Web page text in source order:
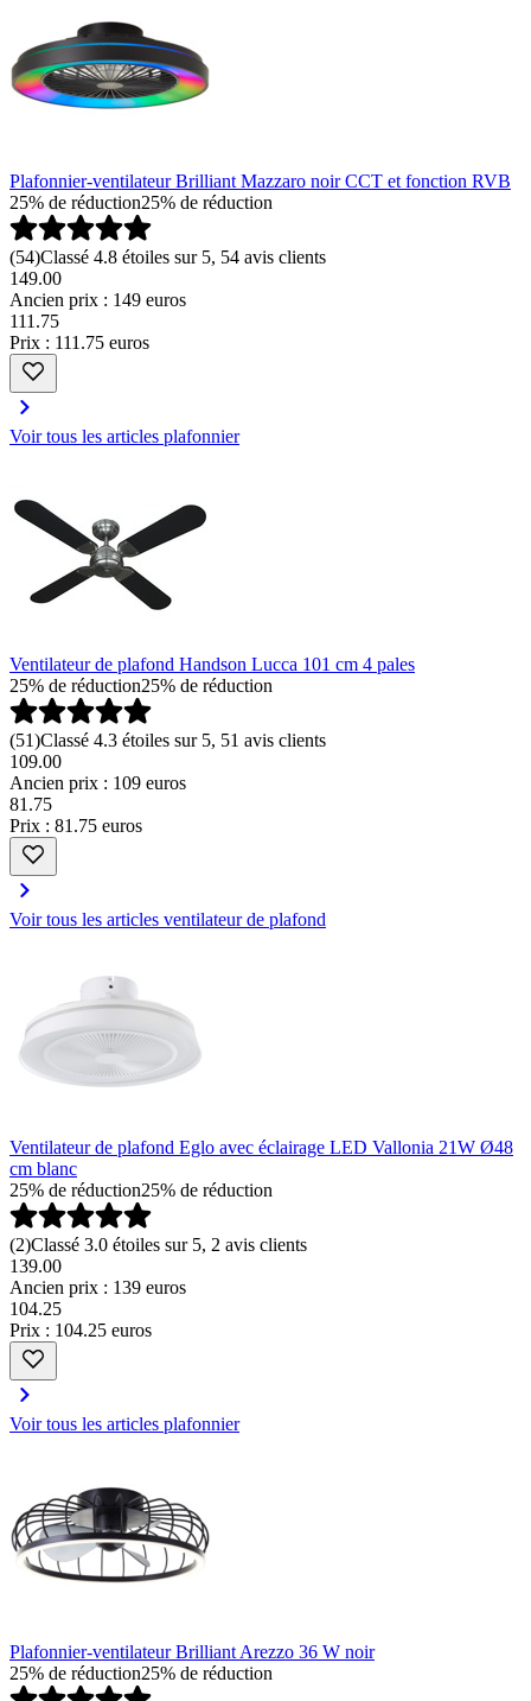
Plafonnier-ventilateur Brilliant Mazzaro noir CCT et fonction RVB
25% de réduction25% de réduction
(54)Classé 4.8 étoiles sur 5, 54 avis clients
149.00
Ancien prix : 149 euros
111 .75
Prix : 111.75 euros
Voir tous les articles plafonnier
Ventilateur de plafond Handson Lucca 101 cm 4 pales
25% de réduction25% de réduction
(51)Classé 4.3 étoiles sur 5, 51 avis clients
109.00
Ancien prix : 109 euros
81 .75
Prix : 81.75 euros
Voir tous les articles ventilateur de plafond
Ventilateur de plafond Eglo avec éclairage LED Vallonia 21W Ø48
cm blanc
25% de réduction25% de réduction
(2)Classé 3.0 étoiles sur 5, 2 avis clients
139.00
Ancien prix : 139 euros
104.25
Prix : 104.25 euros
Voir tous les articles plafonnier
Plafonnier-ventilateur Brilliant Arezzo 36 W noir
25% de réduction25% de réduction